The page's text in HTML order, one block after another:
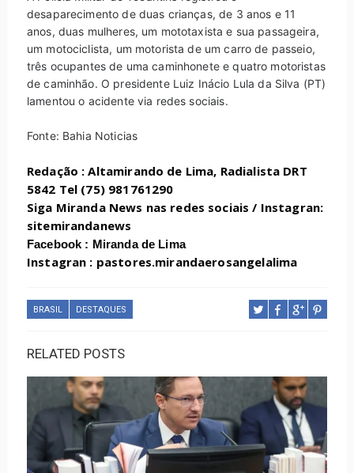
desaparecimento de duas crianças, de 3 anos e 11
anos, duas mulheres, um mototaxista e sua passageira,
um motociclista, um motorista de um carro de passeio,
três ocupantes de uma caminhonete e quatro motoristas
de caminhão. O presidente Luiz Inácio Lula da Silva (PT)
lamentou o acidente via redes sociais.
Fonte: Bahia Noticias
Redação : Altamirando de Lima, Radialista DRT
5842 Tel (75) 981761290
Siga Miranda News nas redes sociais / Instagran:
sitemirandanews
Facebook : Miranda de Lima
Instagran : pastores.mirandaerosangelalima
BRASIL DESTAQUES
RELATED POSTS